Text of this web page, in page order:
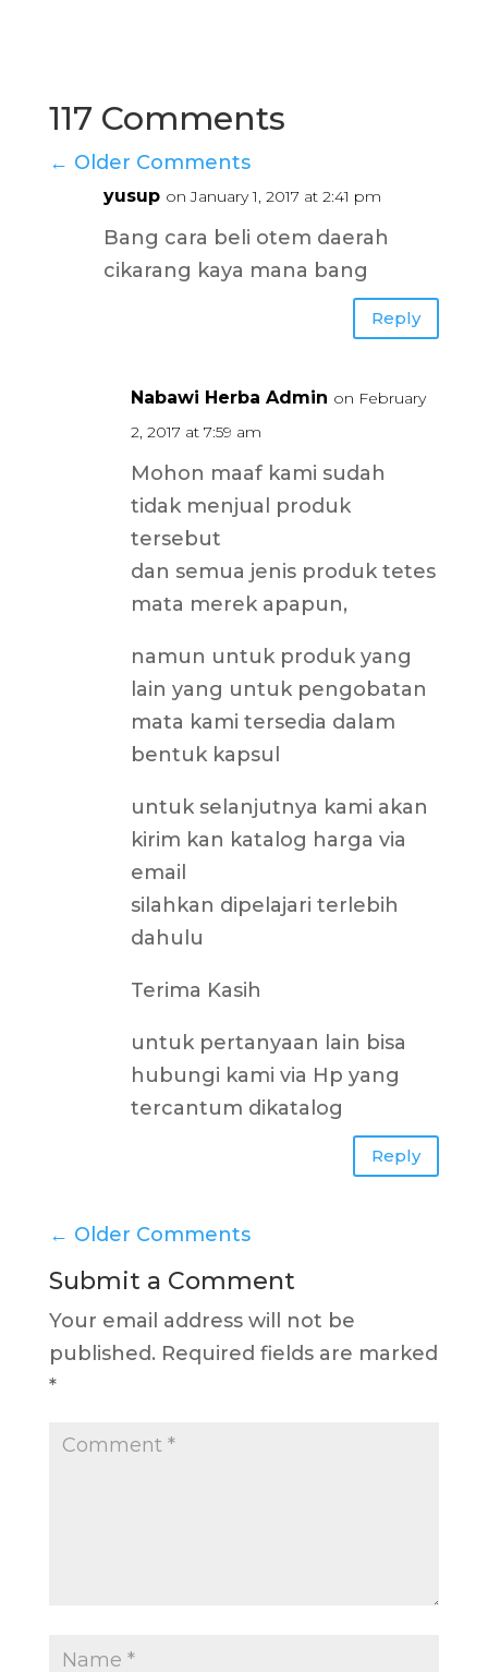
117 Comments
← Older Comments
yusup on January 1, 2017 at 2:41 pm
Bang cara beli otem daerah
cikarang kaya mana bang
Reply
Nabawi Herba Admin on February
2, 2017 at 7:59 am
Mohon maaf kami sudah
tidak menjual produk
tersebut
dan semua jenis produk tetes
mata merek apapun,
namun untuk produk yang
lain yang untuk pengobatan
mata kami tersedia dalam
bentuk kapsul
untuk selanjutnya kami akan
kirim kan katalog harga via
email
silahkan dipelajari terlebih
dahulu
Terima Kasih
untuk pertanyaan lain bisa
hubungi kami via Hp yang
tercantum dikatalog
Reply
← Older Comments
Submit a Comment
Your email address will not be
published. Required fields are marked
*